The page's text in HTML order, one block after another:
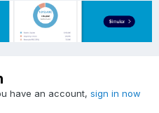
have an account, sign in now